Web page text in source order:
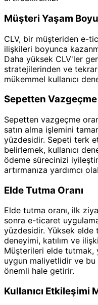
Müşteri Yaşam
CLV, bir müşteriden e-
ilişkileri boyunca
Daha yüksek CLV'ler
stratejilerinden ve
mükemmel kullanıcı
Sepetten Vazgeçme
Sepetten vazgeçme
satın alma işlemini
yüzdesidir. Sepeti terk
belirlemek, kullanıcı
ödeme sürecinizi
artırmanıza yardımcı
Elde Tutma Oranı
Elde tutma oranı, ilk
sonra e-ticaret
yüzdesidir. Yüksek elde
deneyimi, katılım ve
Müşterileri elde tutmak,
uygun maliyetlidir ve bu
önemli hale getirir.
Kullanıcı Etkileşimi